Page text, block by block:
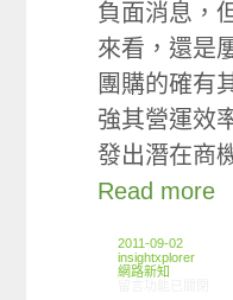
負面消息，
來看，還是
團購的確有
強其營運效
發出潛在商
Read more
2011-09-02
insightxplorer
網路新知